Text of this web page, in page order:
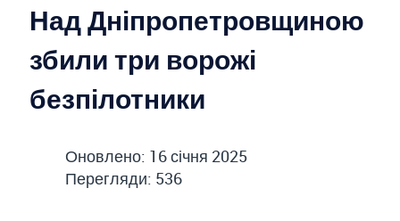
Над Дніпропетровщиною
збили три ворожі
безпілотники
Оновлено: 16 січня 2025
Перегляди: 536